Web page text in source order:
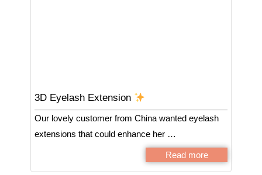
3D Eyelash Extension
Our lovely customer from China wanted eyelash
extensions that could enhance her …
Read more